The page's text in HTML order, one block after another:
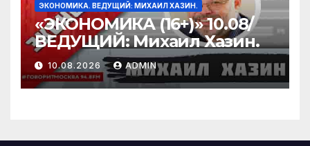
ЭКОНОМИКА. ВЕДУЩИЙ: МИХАИЛ ХАЗИН.
«ЭКОНОМИКА (16+)» 10.08/
ВЕДУЩИЙ: Михаил Хазин.
10.08.2026 ADMIN